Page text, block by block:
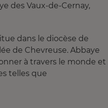
des Vaux-de-Cernay,
dans le diocèse de
de Chevreuse. Abbaye
à travers le monde et
telles que